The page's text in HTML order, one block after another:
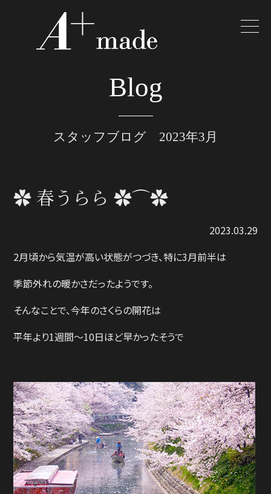
Blog
スタッフブログ 2023年3月
✿ 春うらら ✿⌒✿
2023.03.29
2月頃から気温が高い状態がつづき、特に3月前半は
季節外れの暖かさだったようです。
そんなことで、今年のさくらの開花は
平年より1週間～10日ほど早かったそうで